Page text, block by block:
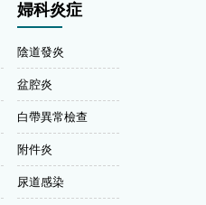
婦科炎症
陰道發炎
盆腔炎
白帶異常檢查
附件炎
尿道感染